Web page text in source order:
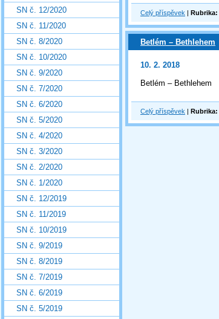
Celý příspěvek | Rubrika:
Betlém – Bethlehem
10. 2. 2018
Betlém – Bethlehem
Celý příspěvek | Rubrika:
SN č. 12/2020
SN č. 11/2020
SN č. 8/2020
SN č. 10/2020
SN č. 9/2020
SN č. 7/2020
SN č. 6/2020
SN č. 5/2020
SN č. 4/2020
SN č. 3/2020
SN č. 2/2020
SN č. 1/2020
SN č. 12/2019
SN č. 11/2019
SN č. 10/2019
SN č. 9/2019
SN č. 8/2019
SN č. 7/2019
SN č. 6/2019
SN č. 5/2019